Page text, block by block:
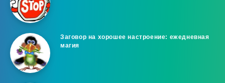
Заговор на хорошее настроение: ежедневная
магия